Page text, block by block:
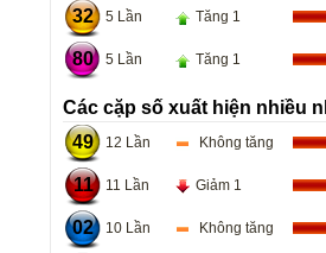
32 5 Lần Tăng 1
80 5 Lần Tăng 1
Các cặp số xuất hiện nhiều
49
12 Lần Không tăng
11 11 Lần Giảm 1
02 10 Lần Không tăng